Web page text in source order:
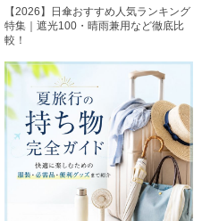
【2026】日傘おすすめ人気ランキング
特集｜遮光100・晴雨兼用など徹底比
較！